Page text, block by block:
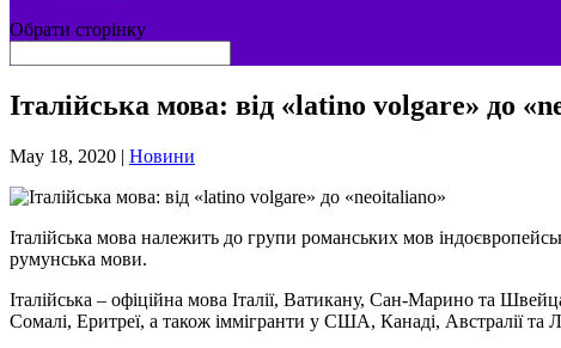
Обрати сторінку
Італійська мова: від «latino volgare» до
May 18, 2020 | Новини
Італійська мова належить до групи романських мов
румунська мови.
Італійська – офіційна мова Італії, Ватикану, Сан-Марино та
Сомалі, Еритреї, а також іммігранти у США, Канаді, Австралії та